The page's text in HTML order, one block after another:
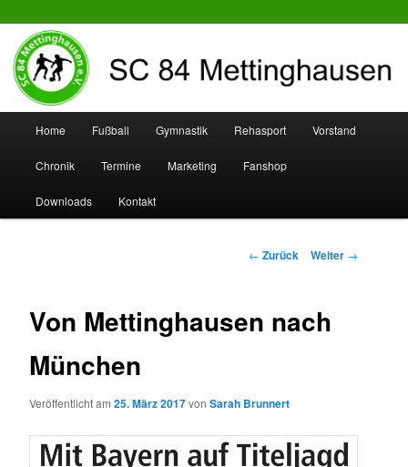
SC 84 Mettinghausen
Zum
Inhalt
wechseln
Zum
sekundären
Inhalt
Home Fußball Gymnastik Rehasport Vorstand
Chronik Termine Marketing Fanshop
Downloads Kontakt
Beitrags-
← Zurück Weiter →
Von Mettinghausen nach
München
Veröffentlicht am25. März 2017vonSarah Brunnert